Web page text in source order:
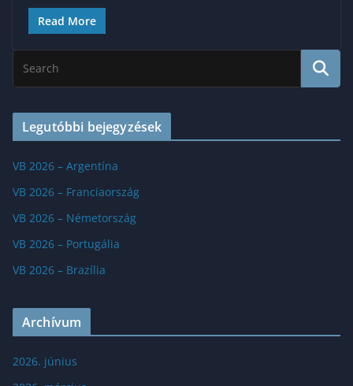
Read More
Legutóbbi bejegyzések
VB 2026 – Argentína
VB 2026 – Franciaország
VB 2026 – Németország
VB 2026 – Portugália
VB 2026 – Brazília
Archívum
2026. június